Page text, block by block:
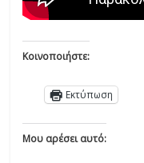
Κοινοποιήστε:
Εκτύπωση
Μου αρέσει αυτό: